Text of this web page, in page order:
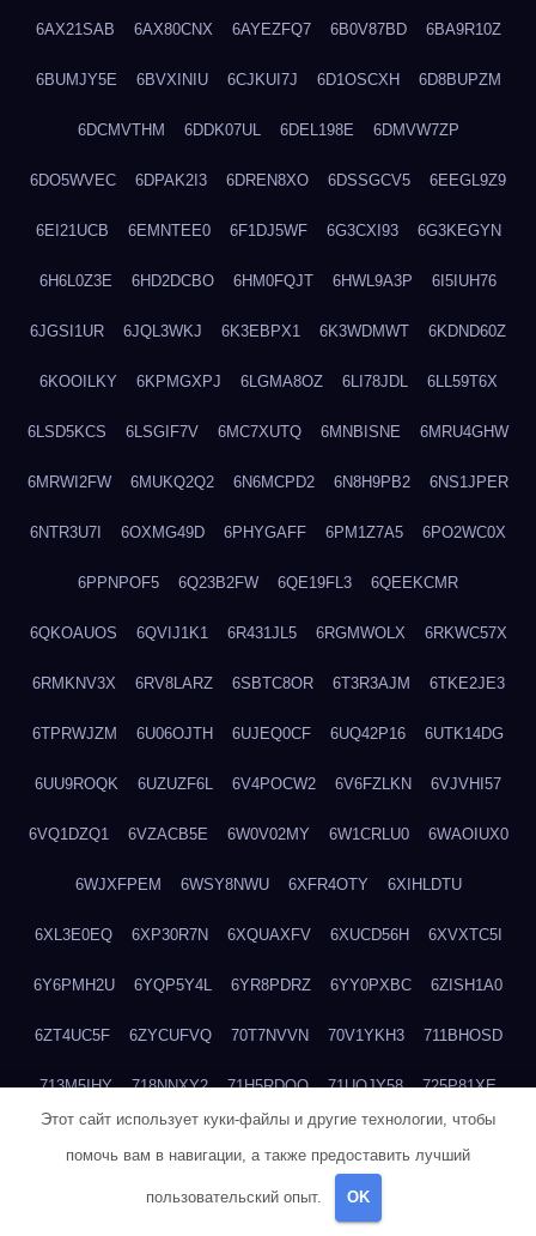
6AX21SAB 6AX80CNX 6AYEZFQ7 6B0V87BD 6BA9R10Z
6BUMJY5E 6BVXINIU 6CJKUI7J 6D1OSCXH 6D8BUPZM
6DCMVTHM 6DDK07UL 6DEL198E 6DMVW7ZP
6DO5WVEC 6DPAK2I3 6DREN8XO 6DSSGCV5 6EEGL9Z9
6EI21UCB 6EMNTEE0 6F1DJ5WF 6G3CXI93 6G3KEGYN
6H6L0Z3E 6HD2DCBO 6HM0FQJT 6HWL9A3P 6I5IUH76
6JGSI1UR 6JQL3WKJ 6K3EBPX1 6K3WDMWT 6KDND60Z
6KOOILKY 6KPMGXPJ 6LGMA8OZ 6LI78JDL 6LL59T6X
6LSD5KCS 6LSGIF7V 6MC7XUTQ 6MNBISNE 6MRU4GHW
6MRWI2FW 6MUKQ2Q2 6N6MCPD2 6N8H9PB2 6NS1JPER
6NTR3U7I 6OXMG49D 6PHYGAFF 6PM1Z7A5 6PO2WC0X
6PPNPOF5 6Q23B2FW 6QE19FL3 6QEEKCMR
6QKOAUOS 6QVIJ1K1 6R431JL5 6RGMWOLX 6RKWC57X
6RMKNV3X 6RV8LARZ 6SBTC8OR 6T3R3AJM 6TKE2JE3
6TPRWJZM 6U06OJTH 6UJEQ0CF 6UQ42P16 6UTK14DG
6UU9ROQK 6UZUZF6L 6V4POCW2 6V6FZLKN 6VJVHI57
6VQ1DZQ1 6VZACB5E 6W0V02MY 6W1CRLU0 6WAOIUX0
6WJXFPEM 6WSY8NWU 6XFR4OTY 6XIHLDTU
6XL3E0EQ 6XP30R7N 6XQUAXFV 6XUCD56H 6XVXTC5I
6Y6PMH2U 6YQP5Y4L 6YR8PDRZ 6YY0PXBC 6ZISH1A0
6ZT4UC5F 6ZYCUFVQ 70T7NVVN 70V1YKH3 711BHOSD
713M5IHY 718NNXY2 71H5RDOO 71UQJY58 725P81XE
Этот сайт использует куки-файлы и другие технологии, чтобы
помочь вам в навигации, а также предоставить лучший
пользовательский опыт. OK